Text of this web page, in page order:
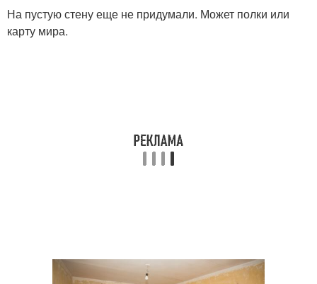
На пустую стену еще не придумали. Может полки или
карту мира.